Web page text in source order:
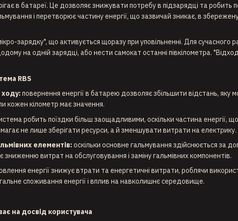
в батареї. Це дозволяє знижувати потребу в підзарядці та
і перетворює частину енергії, що зазвичай зникає, в
зарядку", що активується щоразу при уповільненні. Для
на одній зарядці, або нести самокат останні півкілометра.
RBS
ходу:повернення енергії в батарею дозволяє збільшити відстань,
кожен кілометр має значення.
робить поїздки більш заощадливими, оскільки частина енергії,
не лише зберігати ресурси, а й зменшувати витрати на електрику.
елементів:оскільки основне гальмування здійснюється за
витрат на обслуговування і заміну гальмівних компонентів.
енергії знижує втрати та енергетичні витрати, роблячи
споживання енергії і вплив на навколишнє середовище.
на досвід користувача